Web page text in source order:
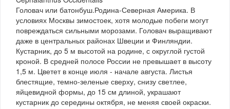
Головач или батонбуш.Родина-Северная Америка. В
условиях Москвы зимостоек, хотя молодые побеги могут
повреждаться сильными морозами. Головач выращивают
даже в центральных районах Швеции и Финляндии.
Кустарник, до 5 м высотой на родине, с округлой густой
кроной. В средней полосе России не превышает в высоту
1,5 м. Цветет в конце июля - начале августа. Листья
блестящие, темно-зеленые сверху, снизу светлее,
яйцевидной формы, до 15 см длиной, украшают
кустарник до середины октября, не меняя своей окраски.